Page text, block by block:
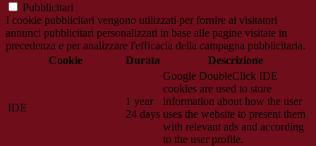
Pubblicitari
I cookie pubblicitari vengono utilizzati per fornire ai visitatori
annunci pubblicitari personalizzati in base alle pagine visitate in
precedenza e per analizzare l'efficacia della campagna pubblicitaria.
Cookie
Durata Descrizione
IDE
1 year
24 days
Google DoubleClick IDE
cookies are used to store
information about how the user
uses the website to present them
with relevant ads and according
to the user profile.